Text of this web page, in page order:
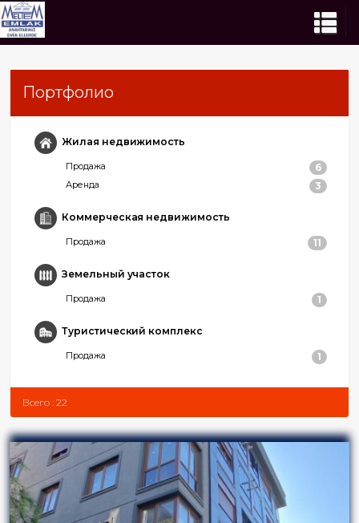
Портфолио
Жилая недвижимость
Продажа 6
Аренда 3
Коммерческая недвижимость
Продажа 11
Земельный участок
Продажа 1
Туристический комплекс
Продажа 1
Всего : 22